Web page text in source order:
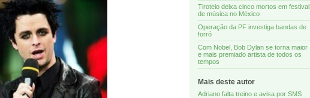
Tiroteio deixa cinco mortos em festival
de música no México
Operação da PF investiga bandas de
forró
Com Nobel, Bob Dylan se torna maior
e mais premiado artista de todos os
tempos
Mais deste autor
Adriano falta treino e avisa por SMS